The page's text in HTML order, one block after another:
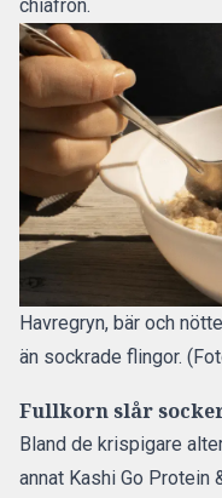
chiafrön.
Havregryn, bär och
än sockrade flingor.
Fullkorn slår
Bland de krispigare
annat Kashi Go Protein